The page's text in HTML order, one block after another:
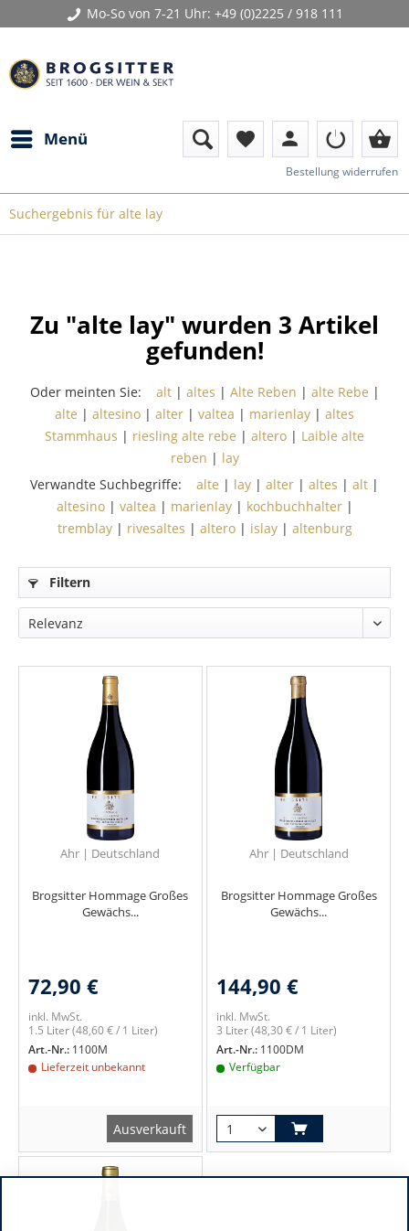
Mo-So von 7-21 Uhr: +49 (0)2225 / 918 111
Menü favorite person shopping_basket
Bestellung widerrufen
Suchergebnis für alte lay
Zu "alte lay" wurden 3 Artikel
gefunden!
Oder meinten Sie: alt| altes | Alte Reben | alte Rebe |
alte | altesino | alter | valtea | marienlay | altes
Stammhaus | riesling alte rebe | altero | Laible alte
reben | lay
Verwandte Suchbegriffe:
alte | lay | alter | altes | alt |
altesino| valtea | marienlay| kochbuchhalter|
tremblay| rivesaltes | altero| islay| altenburg
Filtern
Ahr | Deutschland
Brogsitter Hommage Großes
Gewächs...
72,90 €
inkl. MwSt.
1.5 Liter(48,60 € / 1 Liter)
Art.-Nr.: 1100M
Lieferzeit unbekannt
Ausverkauft
Ahr | Deutschland
Brogsitter Hommage Großes
Gewächs...
144,90 €
inkl. MwSt.
3 Liter(48,30 € / 1 Liter)
Art.-Nr.: 1100DM
Verfügbar